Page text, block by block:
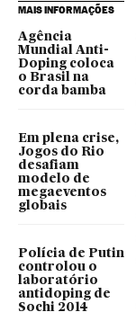
MAIS INFORMAÇÕES
Agência
Mundial Anti-
Doping coloca
o Brasil na
corda bamba
Em plena crise,
Jogos do Rio
desafiam
modelo de
megaeventos
globais
Polícia de Putin
controlou o
laboratório
antidoping de
Sochi 2014